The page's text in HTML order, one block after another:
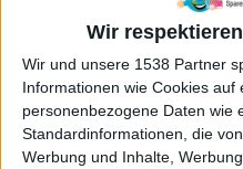
Wir
Wir und unsere 1538 Partner
Informationen wie Cookies
personenbezogene Daten wie
Standardinformationen, die
Werbung und Inhalte,
Dieter Bohlen und Carina – Das
765° OTTO Deal des Tages: näve
Mehr